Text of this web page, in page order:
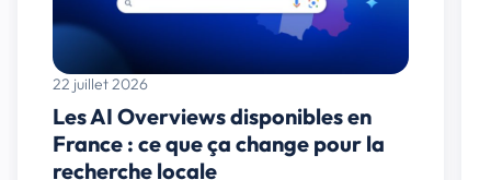
22 juillet 2026
Les AI Overviews disponibles en
France : ce que ça change pour la
recherche locale